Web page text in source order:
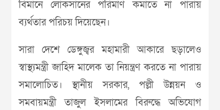
বিমানে লোকসানের পরিমাণ কমাতে না পারায়
ব্যর্থতার পরিচয় দিয়েছেন।
সারা দেশে ডেঙ্গুজ্বর মহামারী আকারে ছড়ালেও
স্বাস্থ্যমন্ত্রী জাহিদ মালেক তা নিয়ন্ত্রণ করতে না পারায়
সমালোচিত। স্থানীয় সরকার, পল্লী উন্নয়ন ও
সমবায়মন্ত্রী তাজুল ইসলামের বিরুদ্ধে অভিযোগ